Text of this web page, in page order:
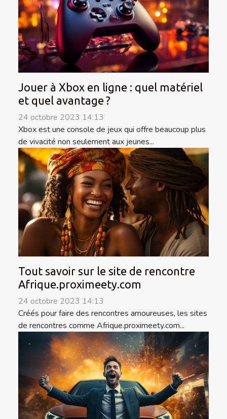
Jouer à Xbox en ligne : quel matériel
et quel avantage ?
24 octobre 2023 14:13
Xbox est une console de jeux qui offre beaucoup plus
de vivacité non seulement aux jeunes...
Tout savoir sur le site de rencontre
Afrique.proximeety.com
24 octobre 2023 14:13
Créés pour faire des rencontres amoureuses, les sites
de rencontres comme Afrique.proximeety.com...